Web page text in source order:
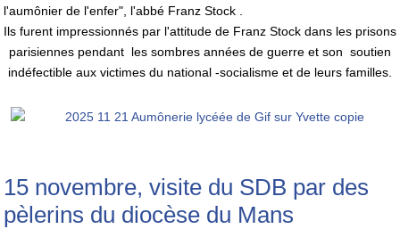
l'aumônier de l'enfer", l'abbé Franz Stock .
Ils furent impressionnés par l'attitude de Franz Stock dans les prisons
parisiennes pendant les sombres années de guerre et son soutien
indéfectible aux victimes du national -socialisme et de leurs familles.
15 novembre, visite du SDB par des
pèlerins du diocèse du Mans